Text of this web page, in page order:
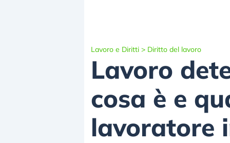
Lavoro e Diritti > Diritto del lavoro
Lavoro
cosa è e
lavoratore